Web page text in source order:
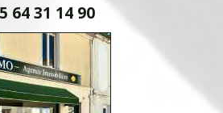
64 31 14 90